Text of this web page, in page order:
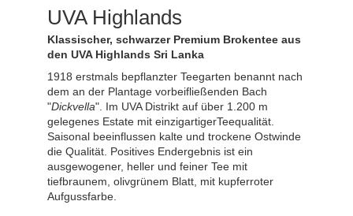
UVA Highlands
Klassischer, schwarzer Premium Brokentee aus
den UVA Highlands Sri Lanka
1918 erstmals bepflanzter Teegarten benannt nach
dem an der Plantage vorbeifließenden Bach
"Dickvella". Im UVA Distrikt auf über 1.200 m
gelegenes Estate mit einzigartigerTeequalität.
Saisonal beeinflussen kalte und trockene Ostwinde
die Qualität. Positives Endergebnis ist ein
ausgewogener, heller und feiner Tee mit
tiefbraunem, olivgrünem Blatt, mit kupferroter
Aufgussfarbe.